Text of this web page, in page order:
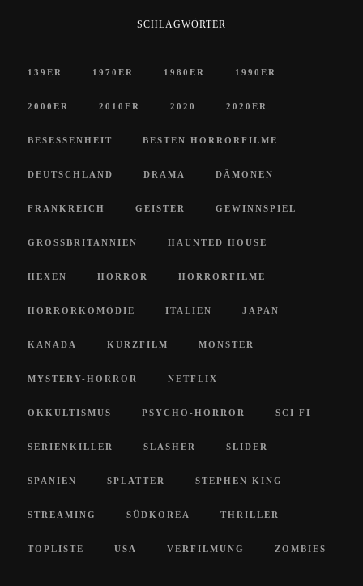
SCHLAGWÖRTER
139ER 1970ER 1980ER 1990ER
2000ER 2010ER 2020 2020ER
BESESSENHEIT BESTEN HORRORFILME
DEUTSCHLAND DRAMA DÄMONEN
FRANKREICH GEISTER GEWINNSPIEL
GROSSBRITANNIEN HAUNTED HOUSE
HEXEN HORROR HORRORFILME
HORRORKOMÖDIE ITALIEN JAPAN
KANADA KURZFILM MONSTER
MYSTERY-HORROR NETFLIX
OKKULTISMUS PSYCHO-HORROR SCI FI
SERIENKILLER SLASHER SLIDER
SPANIEN SPLATTER STEPHEN KING
STREAMING SÜDKOREA THRILLER
TOPLISTE USA VERFILMUNG ZOMBIES